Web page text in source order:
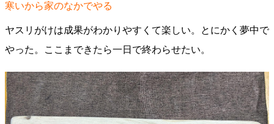
寒いから家のなかでやる
ヤスリがけは成果がわかりやすくて楽しい。とにかく夢中で
やった。ここまできたら一日で終わらせたい。